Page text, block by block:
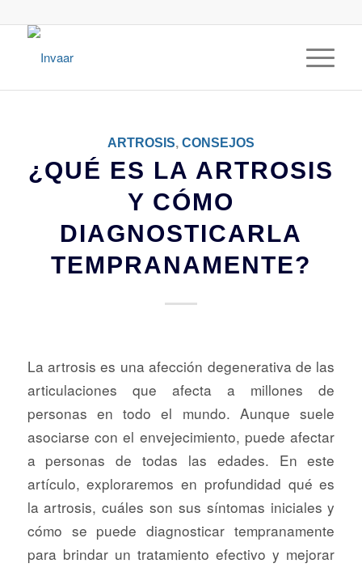
ARTROSIS, CONSEJOS
¿QUÉ ES LA ARTROSIS
Y CÓMO
DIAGNOSTICARLA
TEMPRANAMENTE?
La artrosis es una afección degenerativa de las
articulaciones que afecta a millones de
personas en todo el mundo. Aunque suele
asociarse con el envejecimiento, puede afectar
a personas de todas las edades. En este
artículo, exploraremos en profundidad qué es
la artrosis, cuáles son sus síntomas iniciales y
cómo se puede diagnosticar tempranamente
para brindar un tratamiento efectivo y mejorar